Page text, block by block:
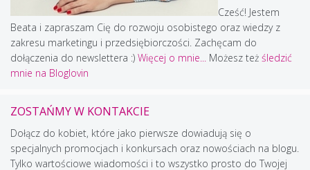
Cześć! Jestem
Beata i zapraszam Cię do rozwoju osobistego oraz wiedzy z
zakresu marketingu i przedsiębiorczości. Zachęcam do
dołączenia do newslettera :) Więcej o mnie... Możesz też śledzić
mnie na Bloglovin
ZOSTAŃMY W KONTAKCIE
Dołącz do kobiet, które jako pierwsze dowiadują się o
specjalnych promocjach i konkursach oraz nowościach na blogu.
Tylko wartościowe wiadomości i to wszystko prosto do Twojej